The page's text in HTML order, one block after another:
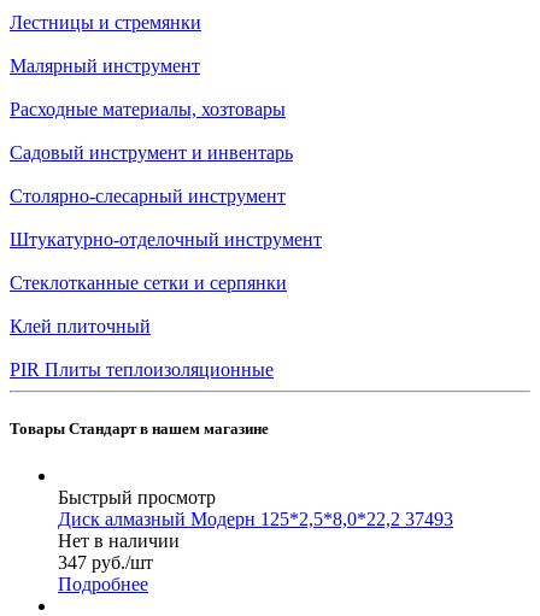
Лестницы и стремянки
Малярный инструмент
Расходные материалы, хозтовары
Садовый инструмент и инвентарь
Столярно-слесарный инструмент
Штукатурно-отделочный инструмент
Стеклотканные сетки и серпянки
Клей плиточный
PIR Плиты теплоизоляционные
Товары Стандарт в нашем магазине
Быстрый просмотр
Диск алмазный Модерн 125*2,5*8,0*22,2 37493
Нет в наличии
347 руб./шт
Подробнее